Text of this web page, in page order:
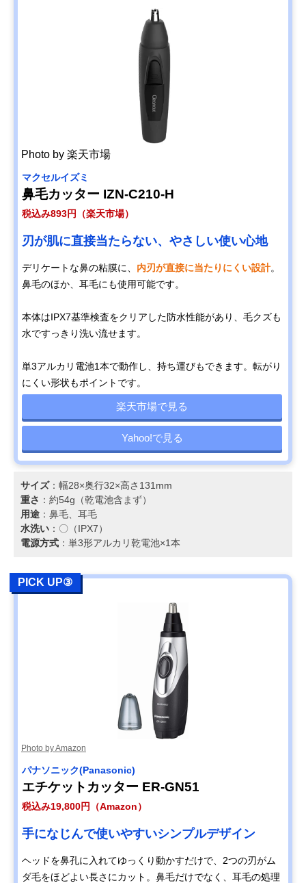
Photo by 楽天市場
マクセルイズミ
鼻毛カッター IZN-C210-H
税込み893円（楽天市場）
刃が肌に直接当たらない、やさしい使い心地
デリケートな鼻の粘膜に、 内刃が直接に当たりにくい設計。
鼻毛のほか、耳毛にも使用可能です。
本体はIPX7基準検査をクリアした防水性能があり、毛クズも
水ですっきり洗い流せます。
単3アルカリ電池1本で動作し、持ち運びもできます。転がり
にくい形状もポイントです。
楽天市場で見る
Yahoo!で見る
サイズ：幅28×奥行32×高さ131mm
重さ ：約54g（乾電池含まず）
用途 ：鼻毛、耳毛
水洗い ：〇（IPX7）
電源方式 ：単3形アルカリ乾電池×1本
PICK UP③
Photo by Amazon
パナソニック(Panasonic)
エチケットカッター ER-GN51
税込み19,800円（Amazon）
手になじんで使いやすいシンプルデザイン
ヘッドを鼻孔に入れてゆっくり動かすだけで、2つの刃がム
ダ毛をほどよい長さにカット。鼻毛だけでなく、耳毛の処理